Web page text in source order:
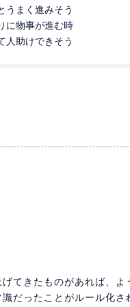
うまく進みそう
に物事が進む時
人助けできそう
てきたものがあれば、よ
だったことがルール化さ